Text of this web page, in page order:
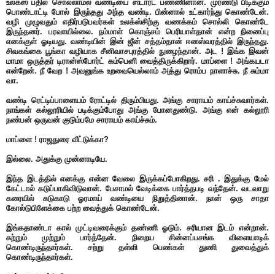
உலக்ஸ் பதில் சொல்லாமல் வண்டியை ஸ்டார்ட் பண்ணினான். முரண்டு பிடிக்கும்
பொண்டாட்டி போல் இருந்தது அந்த வண்டி. பின்னால் உட்கார்ந்து கொண்டேன்.
வழி முழுவதும் எதிர்படுபவர்கள் உலக்ஸ்சிற்கு வணக்கம் சொல்லி கொண்டே
இருந்தனர். பரவாயில்லை. நம்மாள் கொஞ்சம் பெரியாள்தான் என்ற நினைப்பு
எனக்குள் ஓடியது. வண்டியின் இன் ஜீன் சத்தம்தான் ஈனஸ்வரத்தில் இருந்தது.
சிவகங்கை பூங்கா வழியாக சீனிவாசபுரத்தில் நுழைந்தான். அட ! இங்க இவன்
மாமா ஒருத்தர் டிரான்ஸ்போர்ட் கம்பெனி வைத்திருக்கிறார். மாப்ளை ! அங்கயடா
என்றேன். நீ வேற ! அவனுங்க உறவையெல்லாம் அத்து ரொம்ப நாளாச்சு. நீ சும்மா
வா.
வண்டி ரெட்டிப்பாளையம் ரோட்டில் திரும்பியது. அங்கு சாராயம் காய்ச்சுவார்கள்.
நாங்கள் கல்லூரியில் படிக்கும்போது அங்கு போனதுண்டு. அங்கு என் கல்லூரி
நண்பன் ஒருவன் குடும்பமே சாராயம் காய்ச்சும்.
மாப்ளை ! ராஜதுரை வீட்டுக்கா?
இல்லை. அதுக்கு முன்னாடியே.
இந்த இடத்தில் எனக்கு என்ன வேலை இருக்கப்போகிறது. சரி . இதுக்கு மேல்
கேட்டால் கடுப்பாகிவிடுவான். பேசாமல் வேடிக்கை பார்த்தபடி வந்தேன். வடவாறு
கரையில் சுடுகாடு ஓரமாய் வண்டியை நிறுத்தினான். நான் ஒரு சாதா
கோல்டுபிளேக்கை பற்ற வைத்துக் கொண்டேன்.
இங்கதாண்டா கால் முட்டிவரைக்கும் தண்ணி ஓடும். சரியான இடம் என்றான்.
சுற்றும் முற்றும் பார்த்தேன். நிறைய சின்னப்பசங்க விளையாடிக்
கொண்டிருந்தார்கள். சற்று தள்ளி பெண்கள் துணி துவைத்துக்
கொண்டிருந்தார்கள்.